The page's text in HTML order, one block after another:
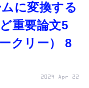
に変換する
重要論文5
クリー） 8
2024 Apr 22